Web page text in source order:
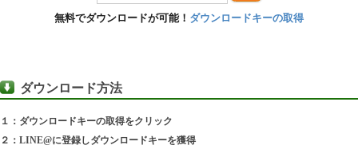
無料でダウンロードが可能！ ダウンロードキーの取得
ダウンロード方法
１：ダウンロードキーの取得をクリック
２：LINE@に登録しダウンロードキーを獲得